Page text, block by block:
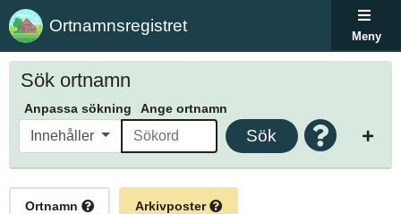
Ortnamnsregistret
Meny
Sök ortnamn
Anpassa sökning Ange ortnamn
Innehåller Sök
Ortnamn Arkivposter